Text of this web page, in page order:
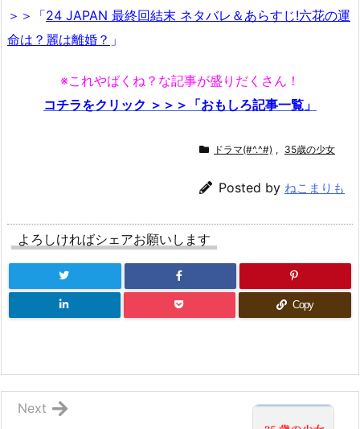
＞＞「24 JAPAN 最終回結末 ネタバレ＆あらすじ!六花の運
命は？麗は離婚？ 」
※これやばくね？な記事が盛りだくさん！
コチラをクリック ＞＞＞「おもしろ記事一覧」
ドラマ(#^.^#) , 35歳の少女
Posted by ねこまりも
よろしければシェアお願いします
Copy
Next